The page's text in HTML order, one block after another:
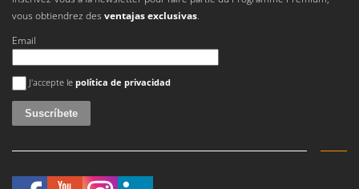
Master
McCulloch
MCH
Michelin
Mille
Minox
vous obtiendrez des ventajas exclusivas.
Email
Se ha producido un error
J'accepte le política de privacidad